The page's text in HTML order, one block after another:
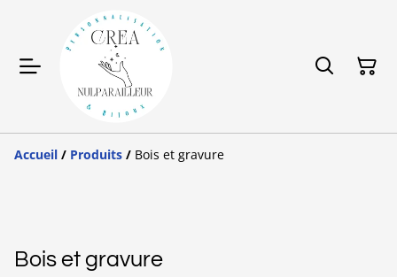
Accueil / Produits / Bois et gravure
Bois et gravure